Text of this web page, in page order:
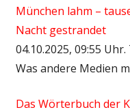
München lahm –
Nacht gestrandet
04.10.2025, 09:55
Was andere Medien
Das Wörterbuch der